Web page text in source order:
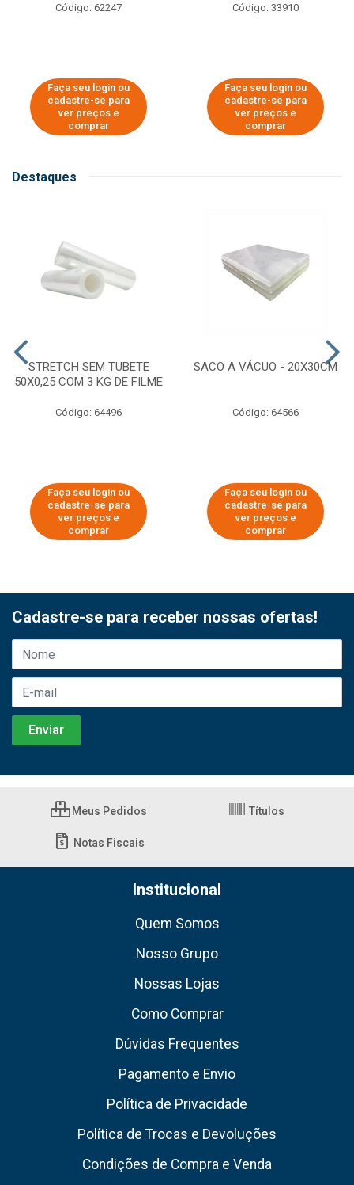
Código: 62247
Faça seu login ou
cadastre-se para
ver preços e
comprar
Código: 33910
Faça seu login ou
cadastre-se para
ver preços e
comprar
Destaques
STRETCH SEM TUBETE
50X0,25 COM 3 KG DE FILME
Código: 64496
Faça seu login ou
cadastre-se para
ver preços e
comprar
SACO A VÁCUO - 20X30CM
Código: 64566
Faça seu login ou
cadastre-se para
ver preços e
comprar
Cadastre-se para receber nossas ofertas!
Meus Pedidos Títulos
Notas Fiscais
Institucional
Quem Somos
Nosso Grupo
Nossas Lojas
Como Comprar
Dúvidas Frequentes
Pagamento e Envio
Política de Privacidade
Política de Trocas e Devoluções
Condições de Compra e Venda